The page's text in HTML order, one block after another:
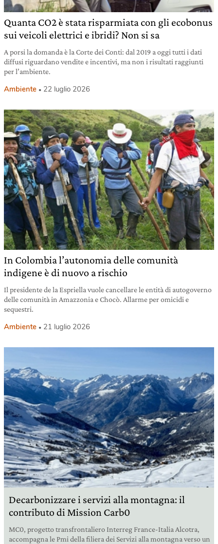
Quanta CO2 è stata risparmiata con gli ecobonus
sui veicoli elettrici e ibridi? Non si sa
A porsi la domanda è la Corte dei Conti: dal 2019 a oggi tutti i dati
diffusi riguardano vendite e incentivi, ma non i risultati raggiunti
per l’ambiente.
Ambiente 22 luglio 2026
In Colombia l’autonomia delle comunità
indigene è di nuovo a rischio
Il presidente de la Espriella vuole cancellare le entità di autogoverno
delle comunità in Amazzonia e Chocò. Allarme per omicidi e
sequestri.
Ambiente 21 luglio 2026
Decarbonizzare i servizi alla montagna: il
contributo di Mission Carb0
MC0, progetto transfrontaliero Interreg France-Italia Alcotra,
accompagna le Pmi della filiera dei Servizi alla montagna verso un